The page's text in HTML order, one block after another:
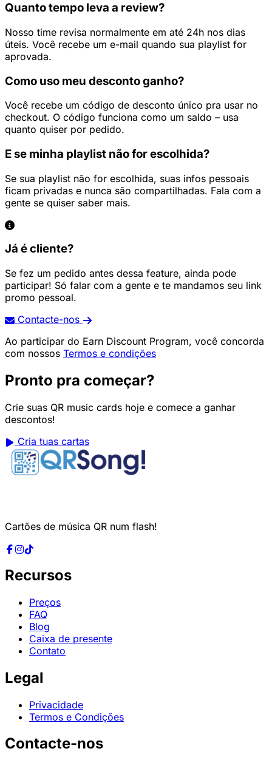
Quanto tempo leva a review?
Nosso time revisa normalmente em até 24h nos dias
úteis. Você recebe um e-mail quando sua playlist for
aprovada.
Como uso meu desconto ganho?
Você recebe um código de desconto único pra usar no
checkout. O código funciona como um saldo – usa
quanto quiser por pedido.
E se minha playlist não for escolhida?
Se sua playlist não for escolhida, suas infos pessoais
ficam privadas e nunca são compartilhadas. Fala com a
gente se quiser saber mais.
Já é cliente?
Se fez um pedido antes dessa feature, ainda pode
participar! Só falar com a gente e te mandamos seu link
promo pessoal.
Contacte-nos
Ao participar do Earn Discount Program, você concorda
com nossos Termos e condições
Pronto pra começar?
Crie suas QR music cards hoje e comece a ganhar
descontos!
Cria tuas cartas
Cartões de música QR num flash!
Recursos
Preços
FAQ
Blog
Caixa de presente
Contato
Legal
Privacidade
Termos e Condições
Contacte-nos